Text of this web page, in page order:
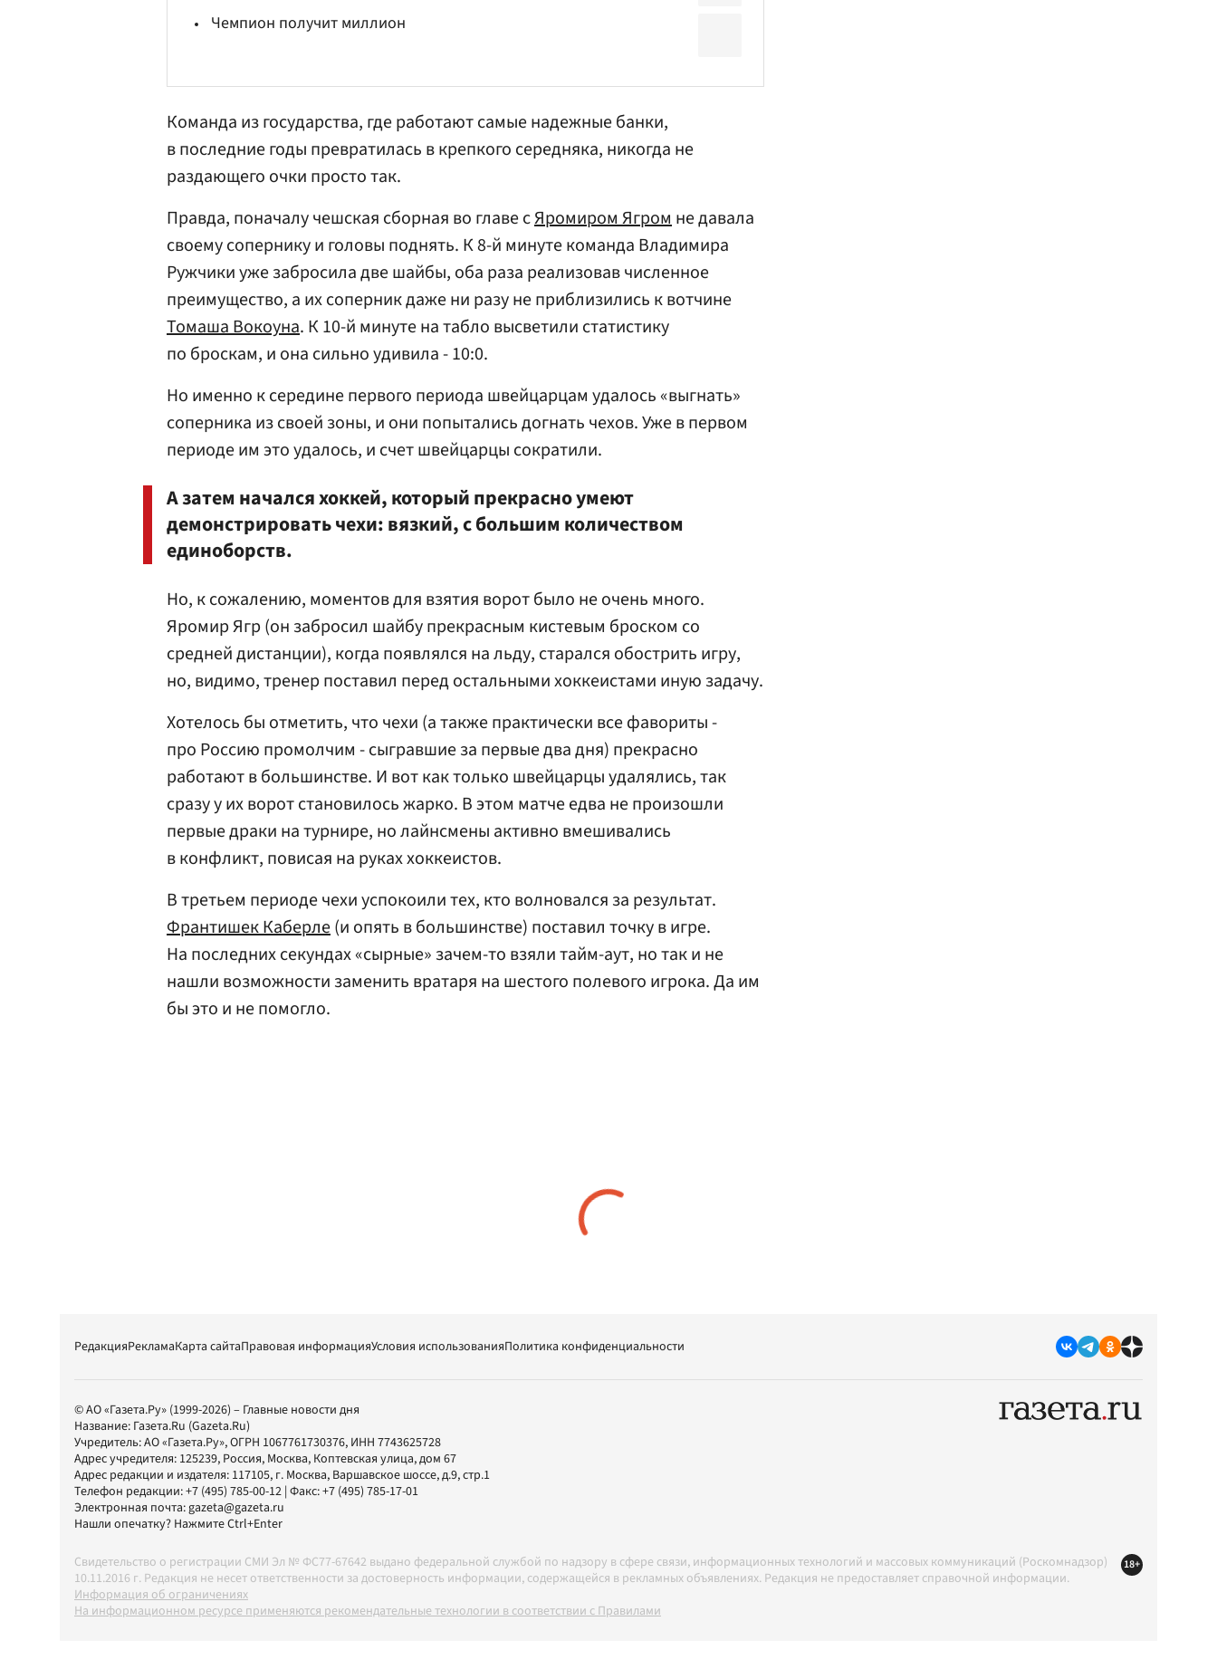
Чемпион получит миллион
Команда из государства, где работают самые надежные банки,
в последние годы превратилась в крепкого середняка, никогда не
раздающего очки просто так.
Правда, поначалу чешская сборная во главе сЯромиром Ягромне давала
своему сопернику и головы поднять. К 8-й минуте команда Владимира
Ружчики уже забросила две шайбы, оба раза реализовав численное
преимущество, а их соперник даже ни разу не приблизились к вотчине
Томаша Вокоуна. К 10-й минуте на табло высветили статистику
по броскам, и она сильно удивила - 10:0.
Но именно к середине первого периода швейцарцам удалось «выгнать»
соперника из своей зоны, и они попытались догнать чехов. Уже в первом
периоде им это удалось, и счет швейцарцы сократили.
А затем начался хоккей, который прекрасно умеют
демонстрировать чехи: вязкий, с большим количеством
единоборств.
Но, к сожалению, моментов для взятия ворот было не очень много.
Яромир Ягр (он забросил шайбу прекрасным кистевым броском со
средней дистанции), когда появлялся на льду, старался обострить игру,
но, видимо, тренер поставил перед остальными хоккеистами иную задачу.
Хотелось бы отметить, что чехи (а также практически все фавориты -
про Россию промолчим - сыгравшие за первые два дня) прекрасно
работают в большинстве. И вот как только швейцарцы удалялись, так
сразу у их ворот становилось жарко. В этом матче едва не произошли
первые драки на турнире, но лайнсмены активно вмешивались
в конфликт, повисая на руках хоккеистов.
В третьем периоде чехи успокоили тех, кто волновался за результат.
Франтишек Каберле(и опять в большинстве) поставил точку в игре.
На последних секундах «сырные» зачем-то взяли тайм-аут, но так и не
нашли возможности заменить вратаря на шестого полевого игрока. Да им
бы это и не помогло.
РедакцияРекламаКарта сайтаПравовая информацияУсловия использованияПолитика конфиденциальности
© АО «Газета.Ру» (1999-2026) – Главные новости дня
Название: Газета.Ru (Gazeta.Ru)
Учредитель:АО «Газета.Ру», ОГРН 1067761730376, ИНН 7743625728
Адрес учредителя: 125239, Россия, Москва, Коптевская улица, дом 67
Адрес редакции и издателя: 117105, г. Москва, Варшавское шоссе, д.9, стр.1
Телефон редакции:+7 (495) 785-00-12 | Факс:+7 (495) 785-17-01
Электронная почта:gazeta@gazeta.ru
Нашли опечатку? Нажмите Ctrl+Enter
Свидетельство о регистрации СМИ Эл № ФС77-67642 выдано федеральной службой по надзору в сфере связи, информационных технологий и массовых коммуникаций (Роскомнадзор)
10.11.2016 г. Редакция не несет ответственности за достоверность информации, содержащейся в рекламных объявлениях. Редакция не предоставляет справочной информации.
Информация об ограничениях
На информационном ресурсе применяются рекомендательные технологии в соответствии с Правилами
18+